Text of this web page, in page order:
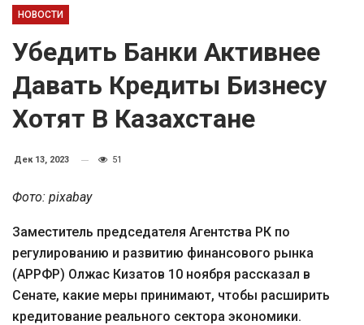
НОВОСТИ
Убедить Банки Активнее
Давать Кредиты Бизнесу
Хотят В Казахстане
Дек 13, 2023 51
Фото: pixabay
Заместитель председателя Агентства РК по
регулированию и развитию финансового рынка
(АРРФР) Олжас Кизатов 10 ноября рассказал в
Сенате, какие меры принимают, чтобы расширить
кредитование реального сектора экономики.